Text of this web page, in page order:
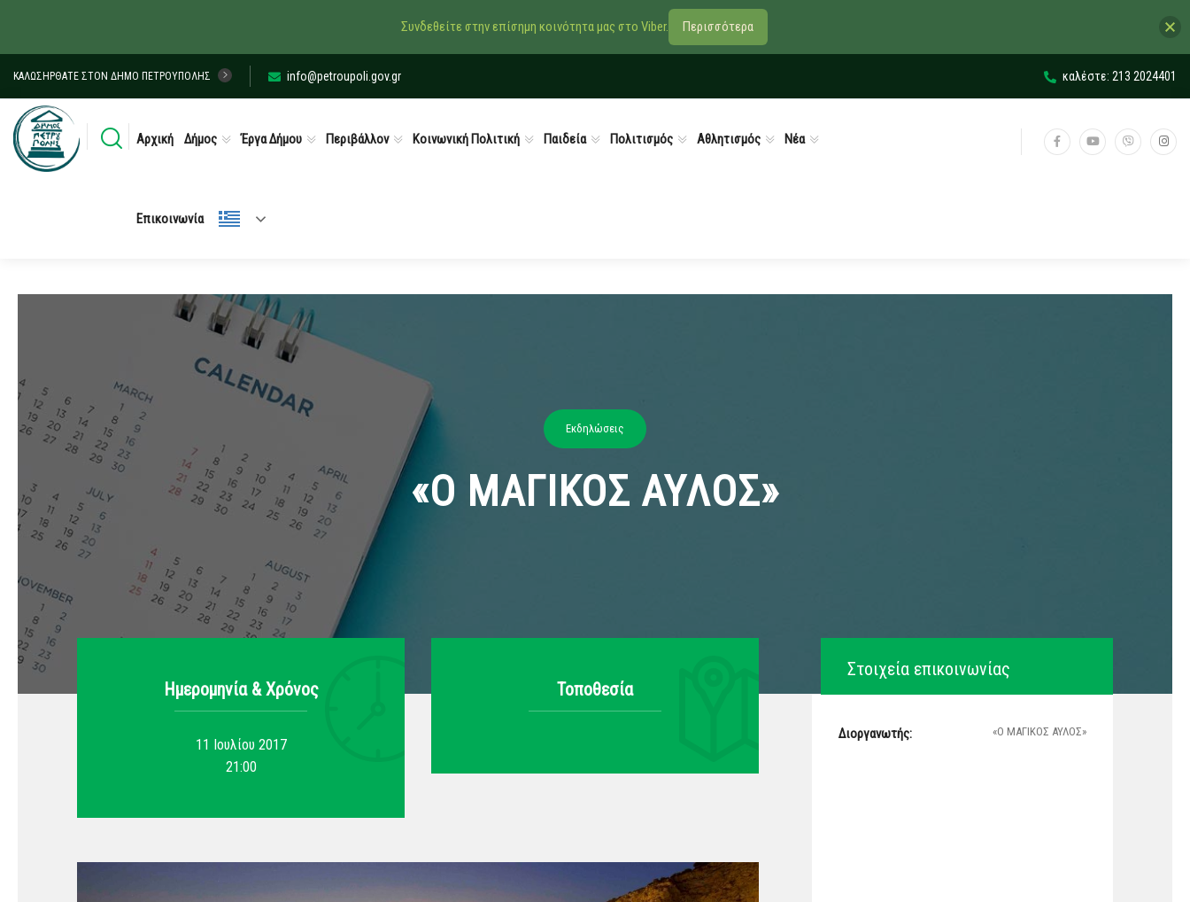
ΚΑΛΩΣΉΡΘΑΤΕ ΣΤΟΝ ΔΉΜΟ ΠΕΤΡΟΎΠΟΛΗΣ info@petroupoli.gov.gr καλέστε: 213 2024401
Αρχική Δήμος Έργα Δήμου Περιβάλλον Κοινωνική Πολιτική Παιδεία Πολιτισμός Αθλητισμός Νέα
Επικοινωνία
Εκδηλώσεις
«Ο ΜΑΓΙΚΟΣ ΑΥΛΟΣ»
Ημερομηνία & Xρόνος
11 Ιουλίου 2017
21:00
Τοποθεσία
Στοιχεία επικοινωνίας
Διοργανωτής: «Ο ΜΑΓΙΚΟΣ ΑΥΛΟΣ»
Συνδεθείτε στην επίσημη κοινότητα μας στο Viber. Περισσότερα